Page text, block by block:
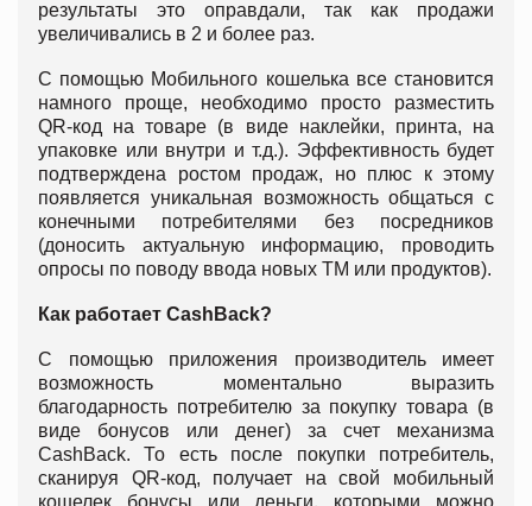
результаты это оправдали, так как продажи
увеличивались в 2 и более раз.
С помощью Мобильного кошелька все становится
намного проще, необходимо просто разместить
QR-код на товаре (в виде наклейки, принта, на
упаковке или внутри и т.д.). Эффективность будет
подтверждена ростом продаж, но плюс к этому
появляется уникальная возможность общаться с
конечными потребителями без посредников
(доносить актуальную информацию, проводить
опросы по поводу ввода новых ТМ или продуктов).
Как работает CashBack?
С помощью приложения производитель имеет
возможность моментально выразить
благодарность потребителю за покупку товара (в
виде бонусов или денег) за счет механизма
CashBack. То есть после покупки потребитель,
сканируя QR-код, получает на свой мобильный